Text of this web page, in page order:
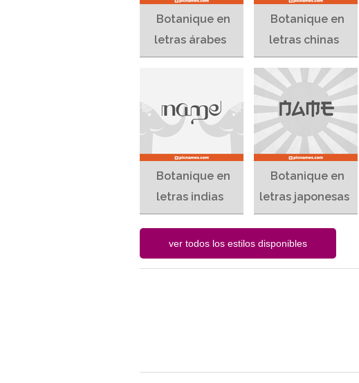
Botanique en
letras árabes
Botanique en
letras chinas
Botanique en
letras indias
Botanique en
letras japonesas